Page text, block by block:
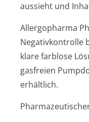
aussieht und
Allergopharma
Negativkontrolle
klare farblose
gasfreien
erhältlich.